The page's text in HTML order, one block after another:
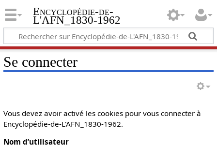
Encyclopédie-de-
L'AFN_1830-1962
Se connecter
Vous devez avoir activé les cookies pour vous connecter à
Encyclopédie-de-L'AFN_1830-1962.
Nom d’utilisateur